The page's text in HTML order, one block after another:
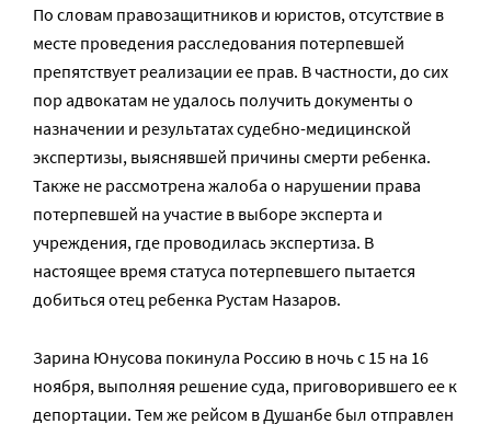
По словам правозащитников и юристов, отсутствие в
месте проведения расследования потерпевшей
препятствует реализации ее прав. В частности, до сих
пор адвокатам не удалось получить документы о
назначении и результатах судебно-медицинской
экспертизы, выяснявшей причины смерти ребенка.
Также не рассмотрена жалоба о нарушении права
потерпевшей на участие в выборе эксперта и
учреждения, где проводилась экспертиза. В
настоящее время статуса потерпевшего пытается
добиться отец ребенка Рустам Назаров.
Зарина Юнусова покинула Россию в ночь с 15 на 16
ноября, выполняя решение суда, приговорившего ее к
депортации. Тем же рейсом в Душанбе был отправлен